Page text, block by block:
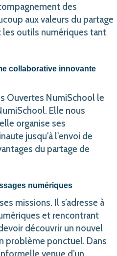
des
aux valeurs du partage
les outils numériques tant
collaborative innovante
Ouvertes NumiSchool le
Elle nous
organise ses
jusqu'à l'envoi de
du partage de
numériques
missions. Il s’adresse à
et rencontrant
découvrir un nouvel
problème ponctuel. Dans
venue d’un